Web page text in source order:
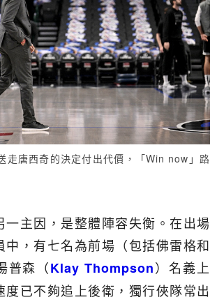
走唐西奇的決定付出代價，「Win now」路
一主因，是整體陣容失衡。在出場
中，有七名為前場（包括佛雷格和
普森（Klay Thompson）名義上
度已不夠追上後衛，獨行俠隊常出